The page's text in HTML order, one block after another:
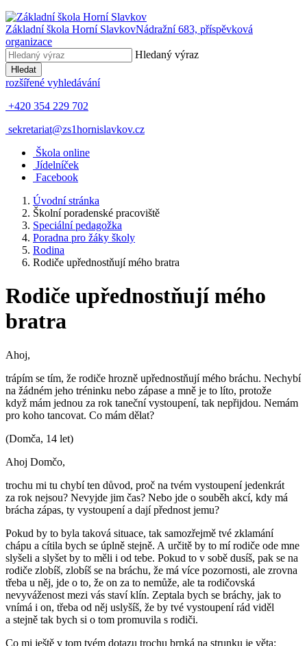
Základní škola Horní SlavkovNádražní 683, příspěvková
organizace
Hledaný výraz
Hledat
rozšířené vyhledávání
+420 354 229 702
sekretariat@zs1hornislavkov.cz
Škola online
Jídelníček
Facebook
Úvodní stránka
Školní poradenské pracoviště
Speciální pedagožka
Poradna pro žáky školy
Rodina
Rodiče upřednostňují mého bratra
Rodiče upřednostňují mého
bratra
Ahoj,
trápím se tím, že rodiče hrozně upřednostňují mého bráchu. Nechybí
na žádném jeho tréninku nebo zápase a mně je to líto, protože
když mám jednou za rok taneční vystoupení, tak nepřijdou. Nemám
pro koho tancovat. Co mám dělat?
(Domča, 14 let)
Ahoj Domčo,
trochu mi tu chybí ten důvod, proč na tvém vystoupení jedenkrát
za rok nejsou? Nevyjde jim čas? Nebo jde o souběh akcí, kdy má
brácha zápas, ty vystoupení a dají přednost jemu?
Pokud by to byla taková situace, tak samozřejmě tvé zklamání
chápu a cítila bych se úplně stejně. A určitě by to mí rodiče ode mne
slyšeli a slyšet by to měli i od tebe. Pokud to v sobě dusíš, pak se na
rodiče zlobíš, zlobíš se na bráchu, že má více pozornosti, ale zrovna
třeba u něj, jde o to, že on za to nemůže, ale ta rodičovská
nevyváženost mezi vás staví klín. Zeptala bych se bráchy, jak to
vnímá i on, třeba od něj uslyšíš, že by tvé vystoupení rád viděl
a stejně tak bych si o tom promuvila s rodiči.
Co mi ještě v tom tvém dotazu trochu brnká na strunku je věta: